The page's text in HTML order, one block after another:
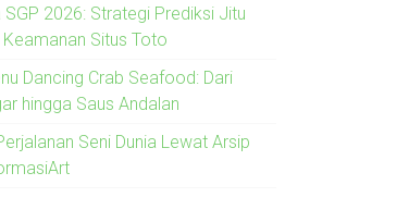
SGP 2026: Strategi Prediksi Jitu
Situs Toto
Dancing Crab Seafood: Dari
hingga Saus Andalan
Seni Dunia Lewat Arsip